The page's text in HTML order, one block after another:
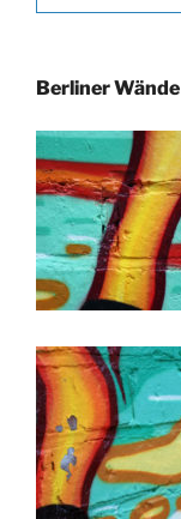
Berliner Wände